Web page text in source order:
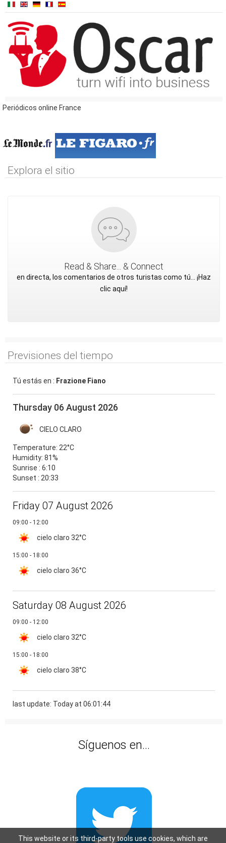
Periódicos online France
Explora el sitio
Read & Share... & Connect
en directa, los comentarios de otros turistas como tú... ¡Haz
clic aquí!
Previsiones del tiempo
Tú estás en : Frazione Fiano
Thursday 06 August 2026
CIELO CLARO
Temperature: 22°C
Humidity: 81%
Sunrise : 6:10
Sunset : 20:33
Friday 07 August 2026
09:00 - 12:00
cielo claro 32°C
15:00 - 18:00
cielo claro 36°C
Saturday 08 August 2026
09:00 - 12:00
cielo claro 32°C
15:00 - 18:00
cielo claro 38°C
last update: Today at 06:01:44
Síguenos en...
This website or its third-party tools use cookies, which are